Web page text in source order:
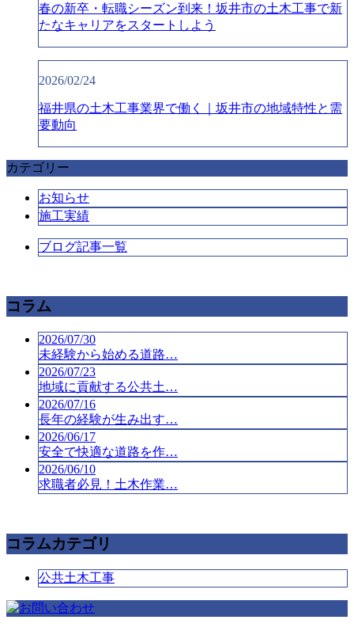
春の新卒・転職シーズン到来！坂井市の土木工事で新
たなキャリアをスタートしよう
2026/02/24
福井県の土木工事業界で働く｜坂井市の地域特性と需
要動向
カテゴリー
お知らせ
施工実績
ブログ記事一覧
コラム
2026/07/30
未経験から始める道路…
2026/07/23
地域に貢献する公共土…
2026/07/16
長年の経験が生み出す…
2026/06/17
安全で快適な道路を作…
2026/06/10
求職者必見！土木作業…
コラムカテゴリ
公共土木工事